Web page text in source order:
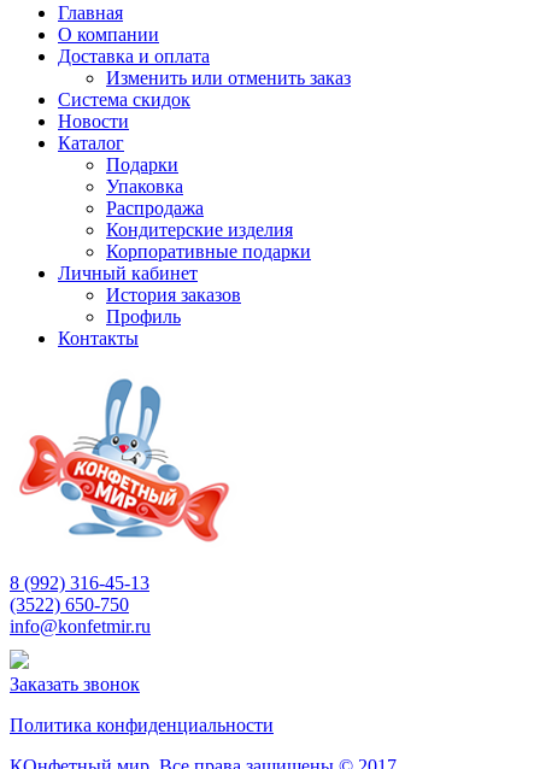
Главная
О компании
Доставка и оплата
Изменить или отменить заказ
Система скидок
Новости
Каталог
Подарки
Упаковка
Распродажа
Кондитерские изделия
Корпоративные подарки
Личный кабинет
История заказов
Профиль
Контакты
8 (992) 316-45-13
(3522) 650-750
info@konfetmir.ru
Заказать звонок
Политика конфиденциальности